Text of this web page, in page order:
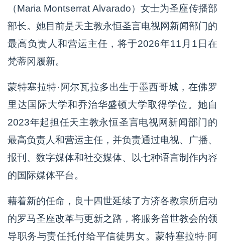
（Maria Montserrat Alvarado）女士为圣座传播部
部长。她目前是天主教永恒圣言电视网新闻部门的
最高负责人和营运主任，将于2026年11月1日在
梵蒂冈履新。
蒙特塞拉特·阿尔瓦拉多出生于墨西哥城，在佛罗
里达国际大学和乔治华盛顿大学取得学位。她自
2023年起担任天主教永恒圣言电视网新闻部门的
最高负责人和营运主任，并负责通过电视、广播、
报刊、数字媒体和社交媒体、以七种语言制作内容
的国际媒体平台。
藉着新的任命，良十四世延续了方济各教宗所启动
的罗马圣座改革与更新之路，将服务普世教会的领
导职务与责任托付给平信徒男女。蒙特塞拉特·阿